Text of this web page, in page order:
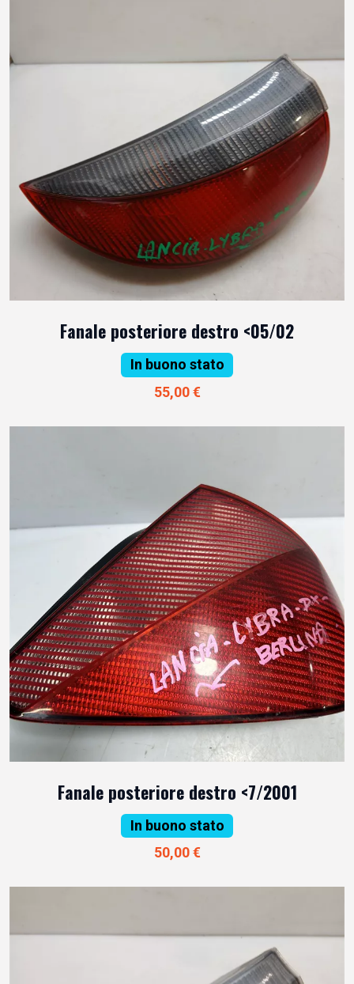
Fanale posteriore destro <05/02
In buono stato
55,00 €
Fanale posteriore destro <7/2001
In buono stato
50,00 €